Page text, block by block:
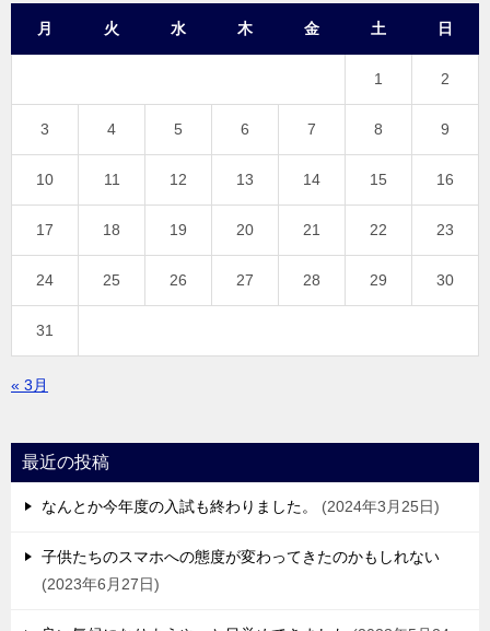
月 火 水 木 金 土 日
1 2
3 4 5 6 7 8 9
10 11 12 13 14 15 16
17 18 19 20 21 22 23
24 25 26 27 28 29 30
31
« 3月
最近の投稿
なんとか今年度の入試も終わりました。 2024年3月25日
子供たちのスマホへの態度が変わってきたのかもしれない
2023年6月27日